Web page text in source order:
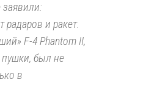
и ракет.
F-4 Phantom II,
пушки, был не
в